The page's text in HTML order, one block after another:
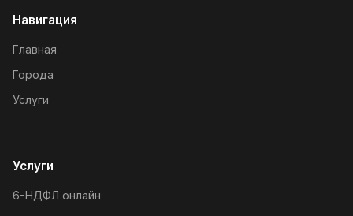
Навигация
Главная
Города
Услуги
Услуги
6-НДФЛ онлайн